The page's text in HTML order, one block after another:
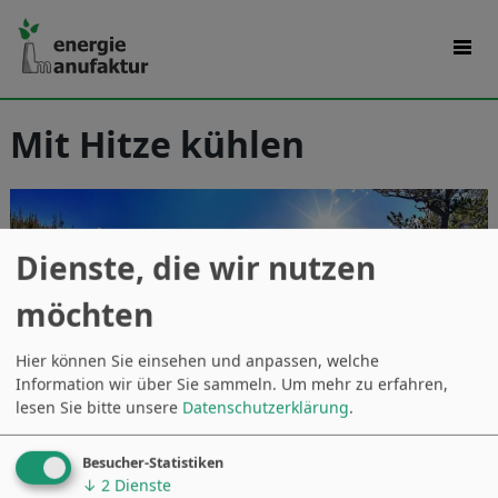
Mit Hitze kühlen
Was sich zu Beginn anhört wie ein Versprecher,
ist Wirklichkeit. Das Austrian Institute of
Dienste, die wir nutzen
möchten
Hier können Sie einsehen und anpassen, welche
Information wir über Sie sammeln. Um mehr zu erfahren,
lesen Sie bitte unsere Datenschutzerklärung.
Besucher-Statistiken
↓ 2 Dienste